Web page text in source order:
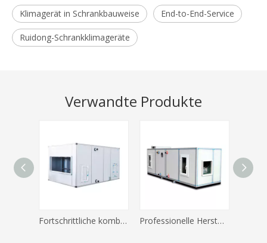
Klimagerät in Schrankbauweise End-to-End-Service
Ruidong-Schrankklimageräte
Verwandte Produkte
Fortschrittliche kombinierte Lüftungsgeräte von RUIDONG mit geräuscharmem Betrieb Professionelle Herstellung industrieller kombinierter Lüftungsgeräte